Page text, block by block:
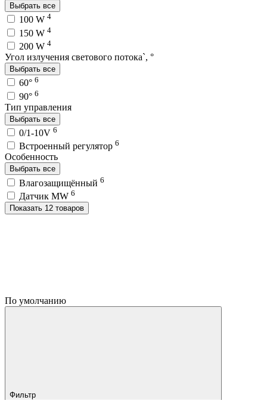
Выбрать все
100 W 4
150 W 4
200 W 4
Угол излучения светового потока`, °
Выбрать все
60° 6
90° 6
Тип управления
Выбрать все
0/1-10V 6
Встроенный регулятор 6
Особенность
Выбрать все
Влагозащищённый 6
Датчик MW 6
Показать 12 товаров
По умолчанию
Фильтр